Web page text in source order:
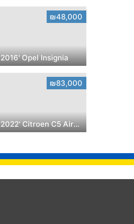
₪48,000
2016' Opel Insignia
₪83,000
2022' Citroen C5 Aircross